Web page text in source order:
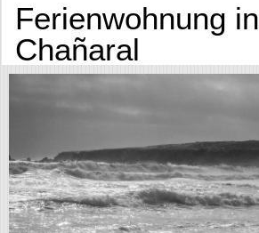
Ferienwohnung in
Chañaral